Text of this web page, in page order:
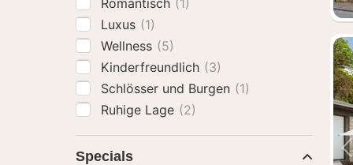
Romantisch (1)
Luxus (1)
Wellness (5)
Kinderfreundlich (3)
Schlösser und Burgen (1)
Ruhige Lage (2)
Specials